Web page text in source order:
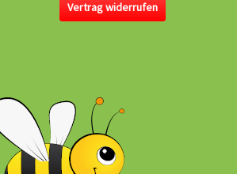
Vertrag widerrufen